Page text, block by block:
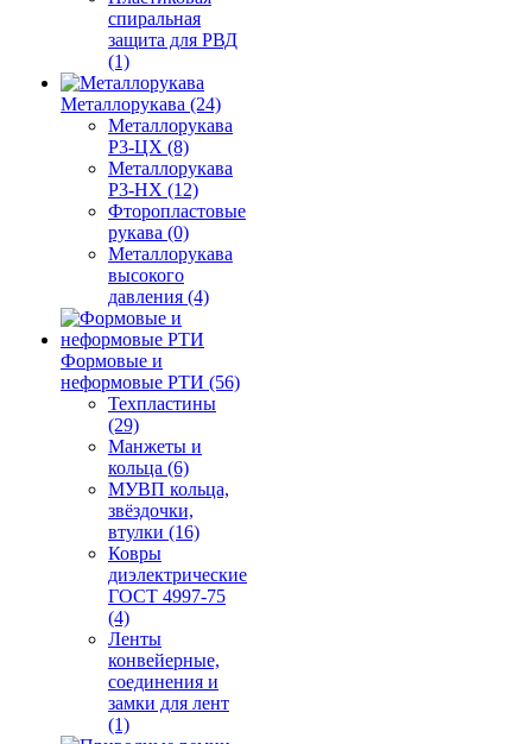
спиральная
защита для РВД
(1)
Металлорукава (24)
Металлорукава
Р3-ЦХ (8)
Металлорукава
Р3-НХ (12)
Фторопластовые
рукава (0)
Металлорукава
высокого
давления (4)
Формовые и
неформовые РТИ (56)
Техпластины
(29)
Манжеты и
кольца (6)
МУВП кольца,
звёздочки,
втулки (16)
Ковры
диэлектрические
ГОСТ 4997-75
(4)
Ленты
конвейерные,
соединения и
замки для лент
(1)